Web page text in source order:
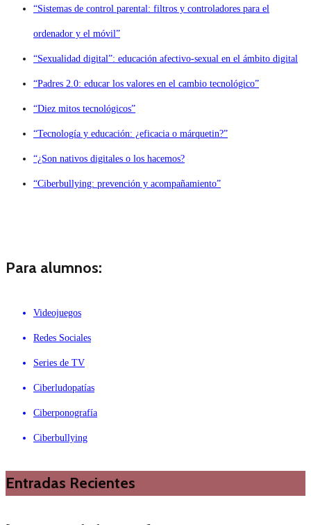
“Sistemas de control parental: filtros y controladores para el
ordenador y el móvil”
“Sexualidad digital”: educación afectivo-sexual en el ámbito digital
“Padres 2.0: educar los valores en el cambio tecnológico”
“Diez mitos tecnológicos”
“Tecnología y educación: ¿eficacia o márquetin?”
“¿Son nativos digitales o los hacemos?
“Ciberbullying: prevención y acompañamiento”
Para alumnos:
Videojuegos
Redes Sociales
Series de TV
Ciberludopatías
Ciberponografía
Ciberbullying
Entradas Recientes